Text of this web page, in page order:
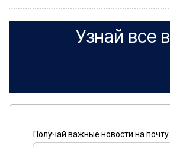
Узнай все в